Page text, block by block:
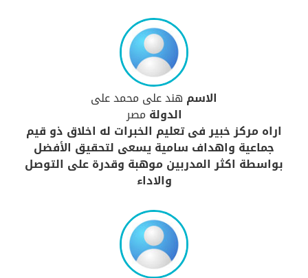
الاسم هند على محمد على
الدولة مصر
اراه مركز خبير فى تعليم الخبرات له اخلاق ذو قيم
جماعية واهداف سامية يسعى لتحقيق الأفضل
بواسطة اكثر المدربين موهبة وقدرة على التوصل
والاداء